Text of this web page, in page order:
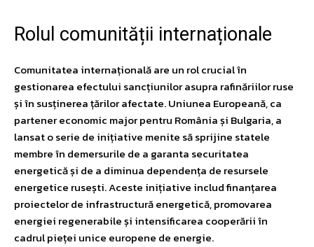
Rolul comunității internaționale
Comunitatea internațională are un rol crucial în
gestionarea efectului sancțiunilor asupra rafinăriilor ruse
și în susținerea țărilor afectate. Uniunea Europeană, ca
partener economic major pentru România și Bulgaria, a
lansat o serie de inițiative menite să sprijine statele
membre în demersurile de a garanta securitatea
energetică și de a diminua dependența de resursele
energetice rusești. Aceste inițiative includ finanțarea
proiectelor de infrastructură energetică, promovarea
energiei regenerabile și intensificarea cooperării în
cadrul pieței unice europene de energie.